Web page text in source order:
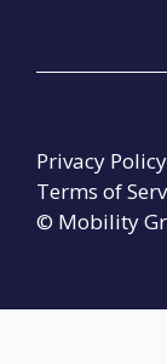
© Mobility
Privacy Policy
Terms of